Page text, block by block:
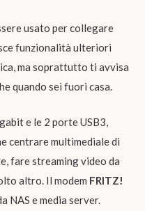
usato per collegare
funzionalità ulteriori
ma soprattutto ti avvisa
quando sei fuori casa.
e le 2 porte USB3,
centrare multimediale di
fare streaming video da
altro. Il modem FRITZ!
NAS e media server.